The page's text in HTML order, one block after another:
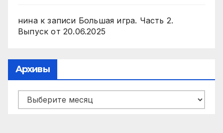
нинак записи Большая игра. Часть 2.
Выпуск от 20.06.2025
Архивы
Архивы